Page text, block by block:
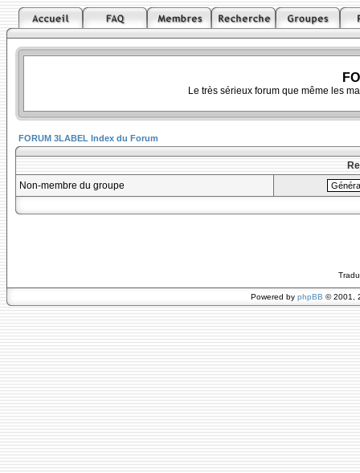
Le très sérieux forum que même les
FORUM 3LABEL Index du Forum
Non-membre du groupe
Powered by phpBB © 2001,